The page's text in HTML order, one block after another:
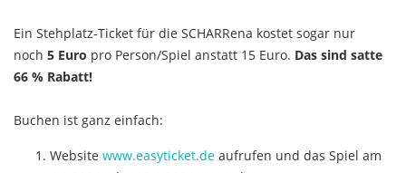
Ein Stehplatz-Ticket für die SCHARRena kostet sogar nur
noch 5 Euro pro Person/Spiel anstatt 15 Euro. Das sind satte
66 % Rabatt!
Buchen ist ganz einfach:
Website www.easyticket.de aufrufen und das Spiel am